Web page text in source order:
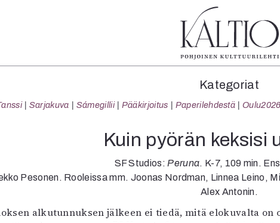
Verkkoartikkeli
Tanssi
Tanssi
Sarjakuva
Sámegillii
Oulu2026
Lehdet
4/2026
1/2026
6/2025
5/2025 saame
5/2025
Lehtiarkisto
Kategoriat
Sarjakuva Sámegillii Pääkirjoitus Paperilehdestä Oulu2026
Kuin pyörän keksisi
SF Studios: Peruna. K-7, 109 min.
Pesonen. Rooleissa mm. Joonas Nordman, Linnea Leino,
Alex Antonin.
alkutunnuksen jälkeen ei tiedä, mitä elokuvalta